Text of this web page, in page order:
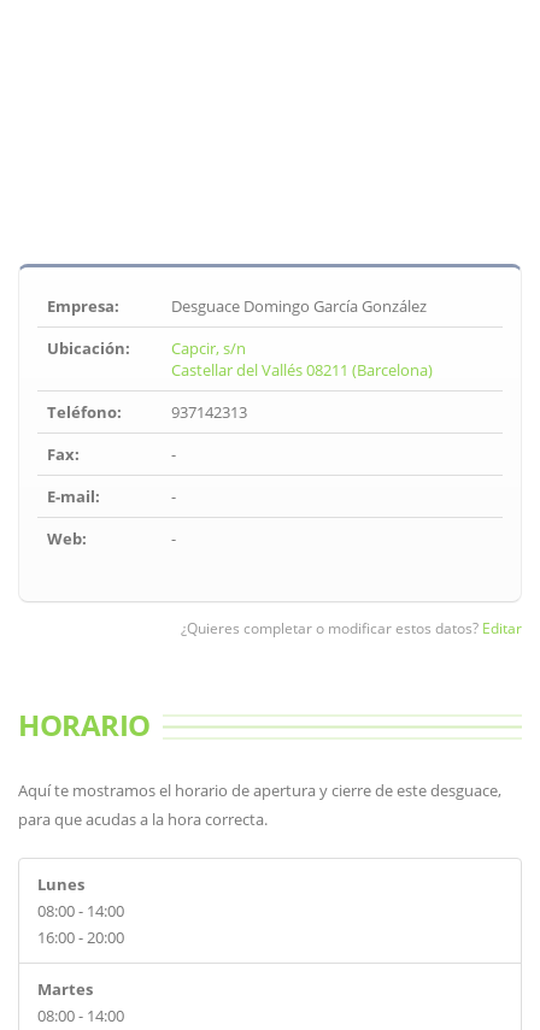
Empresa:
Desguace Domingo García González
Ubicación:
Capcir, s/n
Castellar del Vallés 08211 (Barcelona)
Teléfono:
937142313
Fax:
-
E-mail:
-
Web:
-
¿Quieres completar o modificar estos datos? Editar
HORARIO
Aquí te mostramos el horario de apertura y cierre de este desguace,
para que acudas a la hora correcta.
Lunes
08:00 - 14:00
16:00 - 20:00
Martes
08:00 - 14:00